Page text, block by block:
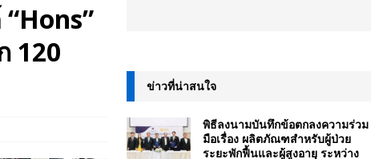
120
ข่าวที่น่าสนใจ
พิธีลงนามบันทึกข้อตกลงความร่วม
มือเรื่อง ผลิตภัณฑสำหรับผู้ป่วย
ระยะพักฟื้นและผู้สูงอายุ ระหว่าง